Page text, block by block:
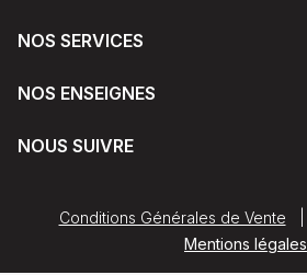
NOS SERVICES
NOS ENSEIGNES
NOUS SUIVRE
Conditions Générales de Vente
Mentions légales